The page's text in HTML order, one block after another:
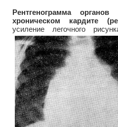
Рентгенограмма
хроническом кардите
усиление легочного